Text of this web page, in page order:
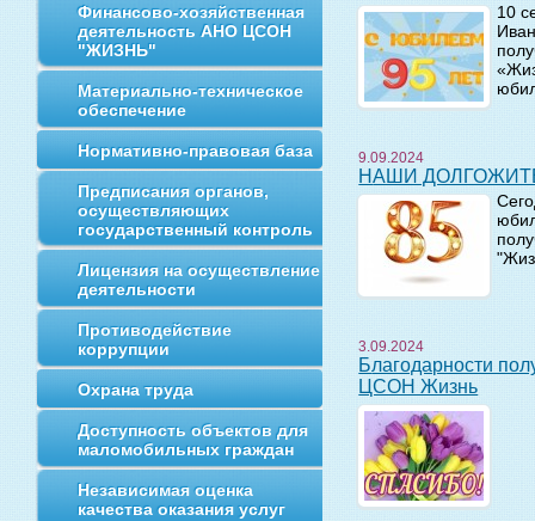
Финансово-хозяйственная
деятельность АНО ЦСОН
"ЖИЗНЬ"
Материально-техническое
обеспечение
Нормативно-правовая база
Предписания органов,
осуществляющих
государственный контроль
Лицензия на осуществление
деятельности
Противодействие
коррупции
Охрана труда
Доступность объектов для
маломобильных граждан
Независимая оценка
качества оказания услуг
10
9.09.2024
НАШИ
3.09.2024
Благодарности получателей социальных услуг АНО
ЦСОН Жизнь